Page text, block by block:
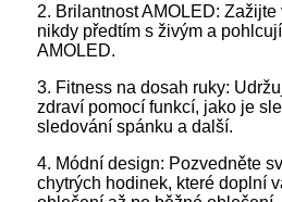
2. Brilantnost AMOLED:
nikdy předtím s živým a
AMOLED.
3. Fitness na dosah ruky:
zdraví pomocí funkcí, jako je
sledování spánku a další.
4. Módní design: Pozvedněte
chytrých hodinek, které doplní